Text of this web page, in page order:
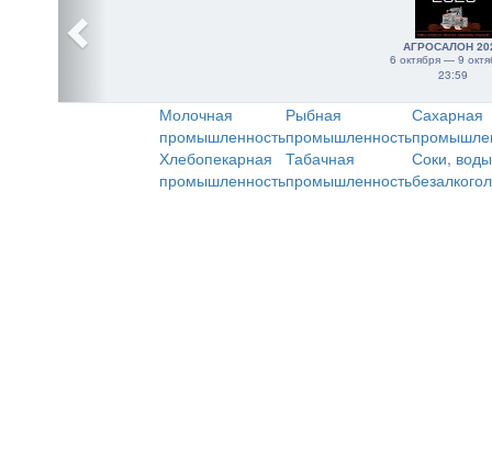
АГРОСАЛОН
6 октября — 9
23:59
Молочная
промышленность
Рыбная
промышленность
Сахарная
Хлебопекарная
промышленность
Табачная
промышленность
Соки,